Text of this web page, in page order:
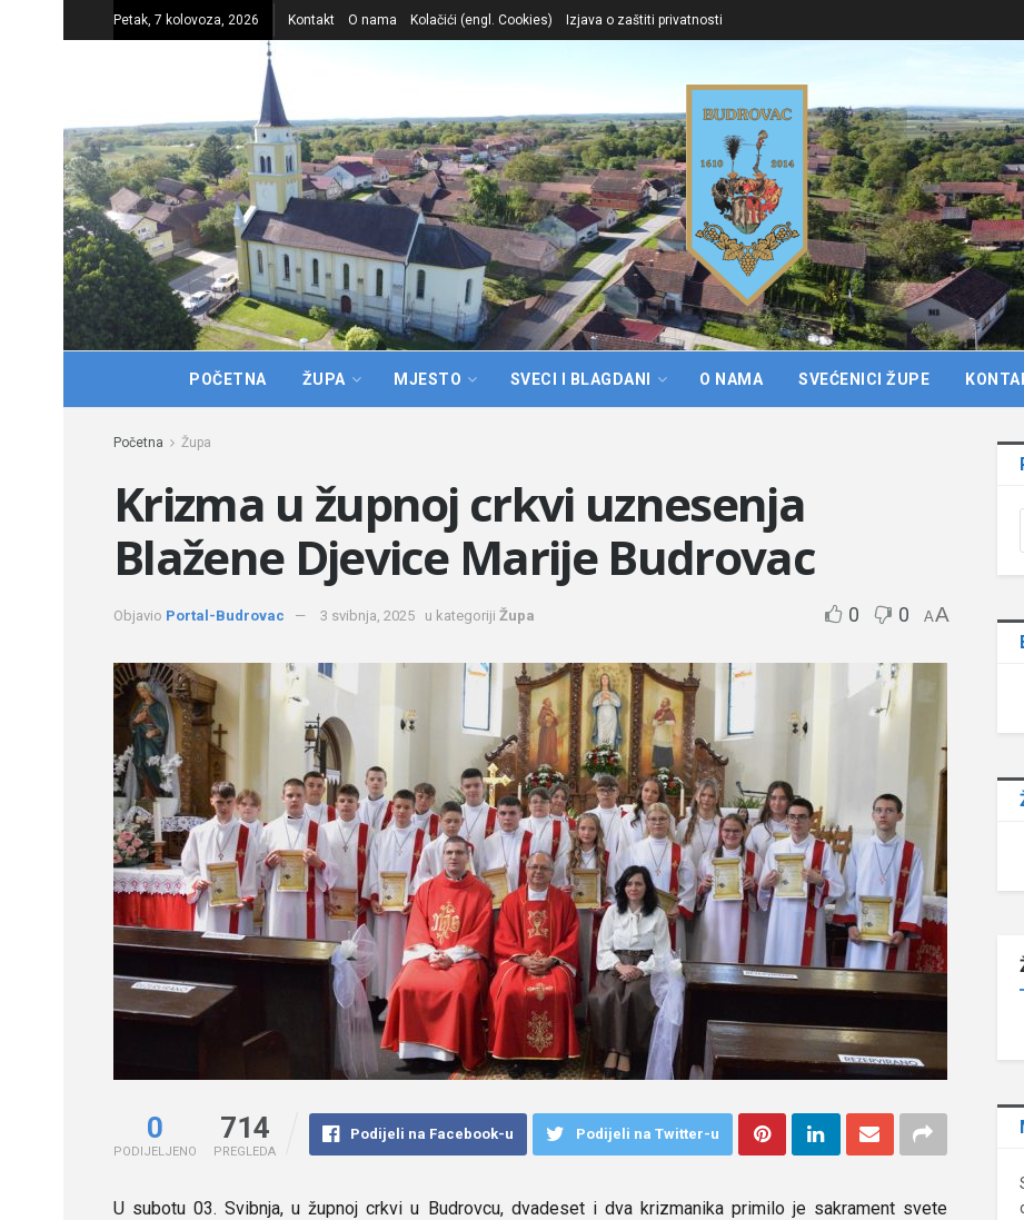
Petak, 7 kolovoza, 2026 Kontakt O nama Kolačići (engl. Cookies) Izjava o zaštiti privatnosti
POČETNA ŽUPA MJESTO SVECI I BLAGDANI O NAMA SVEĆENICI ŽUPE
Početna Župa
Krizma u župnoj crkvi uznesenja
Blažene Djevice Marije Budrovac
Objavio Portal-Budrovac 3 svibnja, 2025 u kategoriji Župa 0 0 AA
0
PODIJELJENO
714
PREGLEDA
Podijeli na Facebook-u Podijeli na Twitter-u
U subotu 03. Svibnja, u župnoj crkvi u Budrovcu, dvadeset i dva krizmanika primilo je sakrament svete